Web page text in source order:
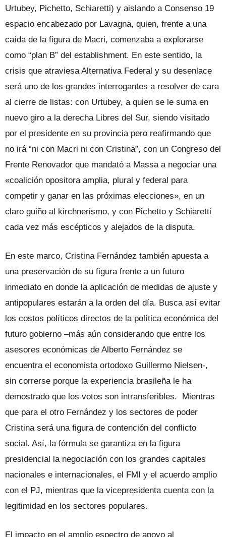
Urtubey, Pichetto, Schiaretti) y aislando a Consenso 19
espacio encabezado por Lavagna, quien, frente a una
caída de la figura de Macri, comenzaba a explorarse
como “plan B” del establishment. En este sentido, la
crisis que atraviesa Alternativa Federal y su desenlace
será uno de los grandes interrogantes a resolver de cara
al cierre de listas: con Urtubey, a quien se le suma en
nuevo giro a la derecha Libres del Sur, siendo visitado
por el presidente en su provincia pero reafirmando que
no irá “ni con Macri ni con Cristina”, con un Congreso del
Frente Renovador que mandató a Massa a negociar una
«coalición opositora amplia, plural y federal para
competir y ganar en las próximas elecciones», en un
claro guiño al kirchnerismo, y con Pichetto y Schiaretti
cada vez más escépticos y alejados de la disputa.
En este marco, Cristina Fernández también apuesta a
una preservación de su figura frente a un futuro
inmediato en donde la aplicación de medidas de ajuste y
antipopulares estarán a la orden del día. Busca así evitar
los costos políticos directos de la política económica del
futuro gobierno –más aún considerando que entre los
asesores económicas de Alberto Fernández se
encuentra el economista ortodoxo Guillermo Nielsen-,
sin correrse porque la experiencia brasileña le ha
demostrado que los votos son intransferibles. Mientras
que para el otro Fernández y los sectores de poder
Cristina será una figura de contención del conflicto
social. Así, la fórmula se garantiza en la figura
presidencial la negociación con los grandes capitales
nacionales e internacionales, el FMI y el acuerdo amplio
con el PJ, mientras que la vicepresidenta cuenta con la
legitimidad en los sectores populares.
El impacto en el amplio espectro de apoyo al